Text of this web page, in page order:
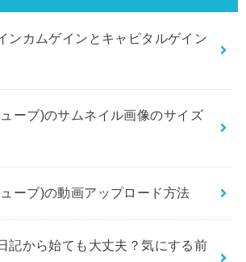
ンカムゲインとキャピタルゲイン
ーブ)のサムネイル画像のサイズ
ーブ)の動画アップロード方法
記から始ても大丈夫？気にする前